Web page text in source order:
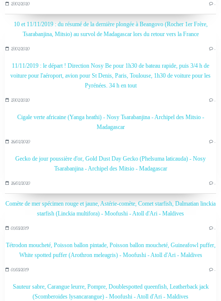
27/02/2020 …
10 et 11/11/2019 : du résumé de la dernière plongée à Beangovo (Rocher 1er Frère,
Tsarabanjina, Mitsio) au survol de Madagascar lors du retour vers la France
27/02/2020 …
11/11/2019 : le départ ! Direction Nosy Be pour 1h30 de bateau rapide, puis 3/4 h de
voiture pour l'aéroport, avion pour St Denis, Paris, Toulouse, 1h30 de voiture pour les
Pyrénées. 34 h en tout
27/02/2020 …
Cigale verte africaine (Yanga heathi) - Nosy Tsarabanjina - Archipel des Mitsio -
Madagascar
26/02/2020 …
Gecko de jour poussière d'or, Gold Dust Day Gecko (Phelsuma laticauda) - Nosy
Tsarabanjina - Archipel des Mitsio - Madagascar
26/02/2020 …
Comète de mer spécimen rouge et jaune, Astérie-comète, Comet starfish, Dalmatian linckia
starfish (Linckia multifora) - Moofushi - Atoll d'Ari - Maldives
01/03/2019 …
Tétrodon moucheté, Poisson ballon pintade, Poisson ballon moucheté, Guineafowl puffer,
White spotted puffer (Arothron meleagris) - Moofushi - Atoll d'Ari - Maldives
01/03/2019 …
Sauteur sabre, Carangue leurre, Pompre, Doublespotted queenfish, Leatherback jack
(Scomberoides lysancarangue) - Moofushi - Atoll d'Ari - Maldives